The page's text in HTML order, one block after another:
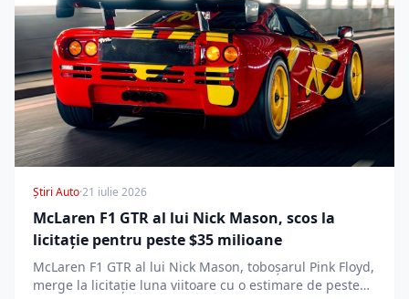
Știri Auto·21 iulie 2026
McLaren F1 GTR al lui Nick Mason, scos la
licitație pentru peste $35 milioane
McLaren F1 GTR al lui Nick Mason, toboșarul Pink Floyd,
merge la licitație luna viitoare cu o estimare de peste…